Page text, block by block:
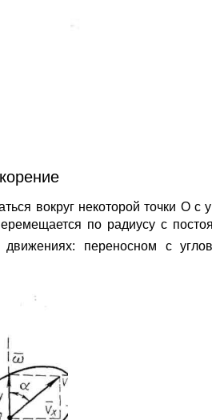
вокруг некоторой точки О с
по радиусу с
переносном с